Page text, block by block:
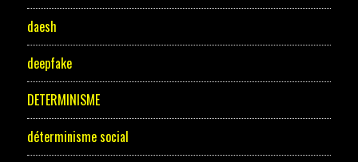
daesh
deepfake
DETERMINISME
déterminisme social